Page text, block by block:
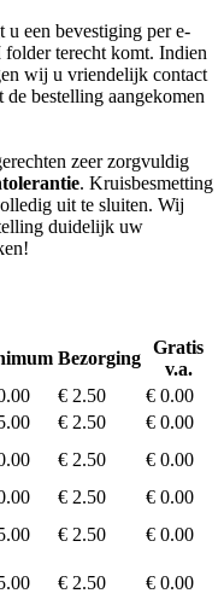
u een bevestiging per e-
terecht komt. Indien
wij u vriendelijk contact
bestelling aangekomen
zeer zorgvuldig
. Kruisbesmetting
uit te sluiten. Wij
duidelijk uw
Bezorging
Gratis
v.a.
€ 2.50
€ 0.00
€ 2.50
€ 0.00
€ 2.50
€ 0.00
€ 2.50
€ 0.00
€ 2.50 € 0.00
€ 2.50
€ 0.00